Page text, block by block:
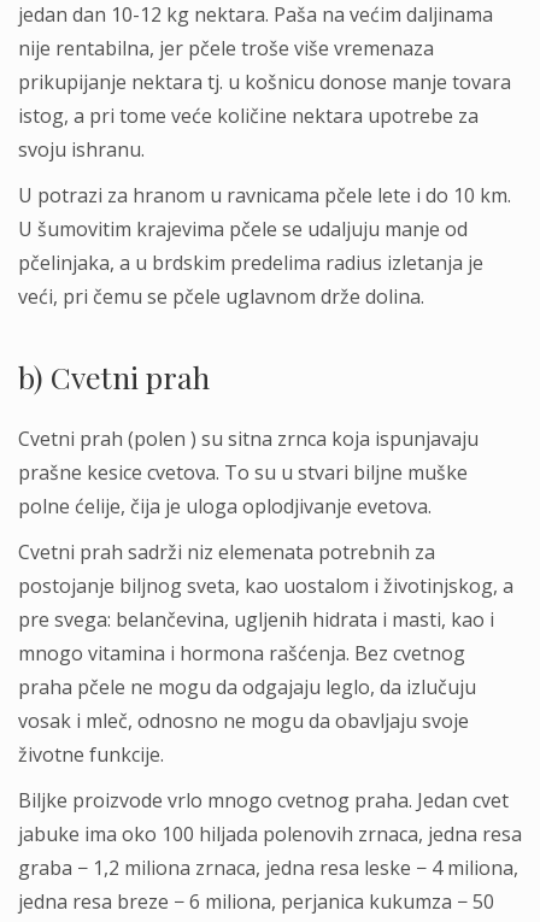
jedan dan 10-12 kg nektara. Paša na većim daljinama
nije rentabilna, jer pčele troše više vremenaza
prikupijanje nektara tj. u košnicu donose manje tovara
istog, a pri tome veće količine nektara upotrebe za
svoju ishranu.
U potrazi za hranom u ravnicama pčele lete i do 10 km.
U šumovitim krajevima pčele se udaljuju manje od
pčelinjaka, a u brdskim predelima radius izletanja je
veći, pri čemu se pčele uglavnom drže dolina.
b) Cvetni prah
Cvetni prah (polen ) su sitna zrnca koja ispunjavaju
prašne kesice cvetova. To su u stvari biljne muške
polne ćelije, čija je uloga oplodjivanje evetova.
Cvetni prah sadrži niz elemenata potrebnih za
postojanje biljnog sveta, kao uostalom i životinjskog, a
pre svega: belančevina, ugljenih hidrata i masti, kao i
mnogo vitamina i hormona rašćenja. Bez cvetnog
praha pčele ne mogu da odgajaju leglo, da izlučuju
vosak i mleč, odnosno ne mogu da obavljaju svoje
životne funkcije.
Biljke proizvode vrlo mnogo cvetnog praha. Jedan cvet
jabuke ima oko 100 hiljada polenovih zrnaca, jedna resa
graba − 1,2 miliona zrnaca, jedna resa leske − 4 miliona,
jedna resa breze − 6 miliona, perjanica kukumza − 50